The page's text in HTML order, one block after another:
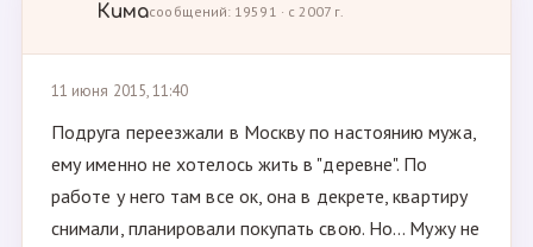
Кимасообщений: 19591 · с 2007 г.
11 июня 2015, 11:40
Подруга переезжали в Москву по настоянию мужа,
ему именно не хотелось жить в "деревне". По
работе у него там все ок, она в декрете, квартиру
снимали, планировали покупать свою. Но... Мужу не